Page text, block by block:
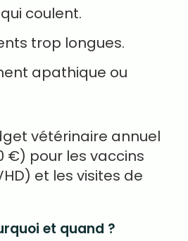
coulent.
trop longues.
apathique ou
vétérinaire annuel
€) pour les vaccins
et les visites de
et quand ?